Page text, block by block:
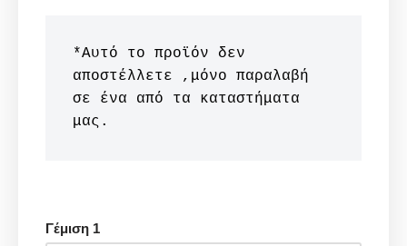
*Αυτό το προϊόν δεν
αποστέλλετε ,μόνο παραλαβή
σε ένα από τα καταστήματα
μας.
Γέμιση 1